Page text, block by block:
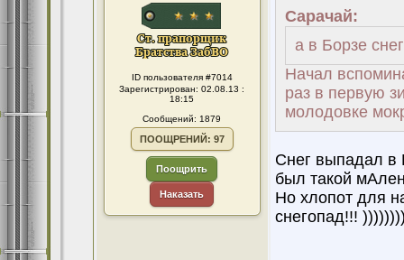
ID пользователя #7014
Зарегистрирован: 02.08.13 :
18:15
Сообщений: 1879
ПООЩРЕНИЙ: 97
Поощрить
Наказать
Сарачай:
а в Борзе
Начал
раз в первую
молодовке
Снег выпадал в
был такой
Но хлопот для
снегопад!!!